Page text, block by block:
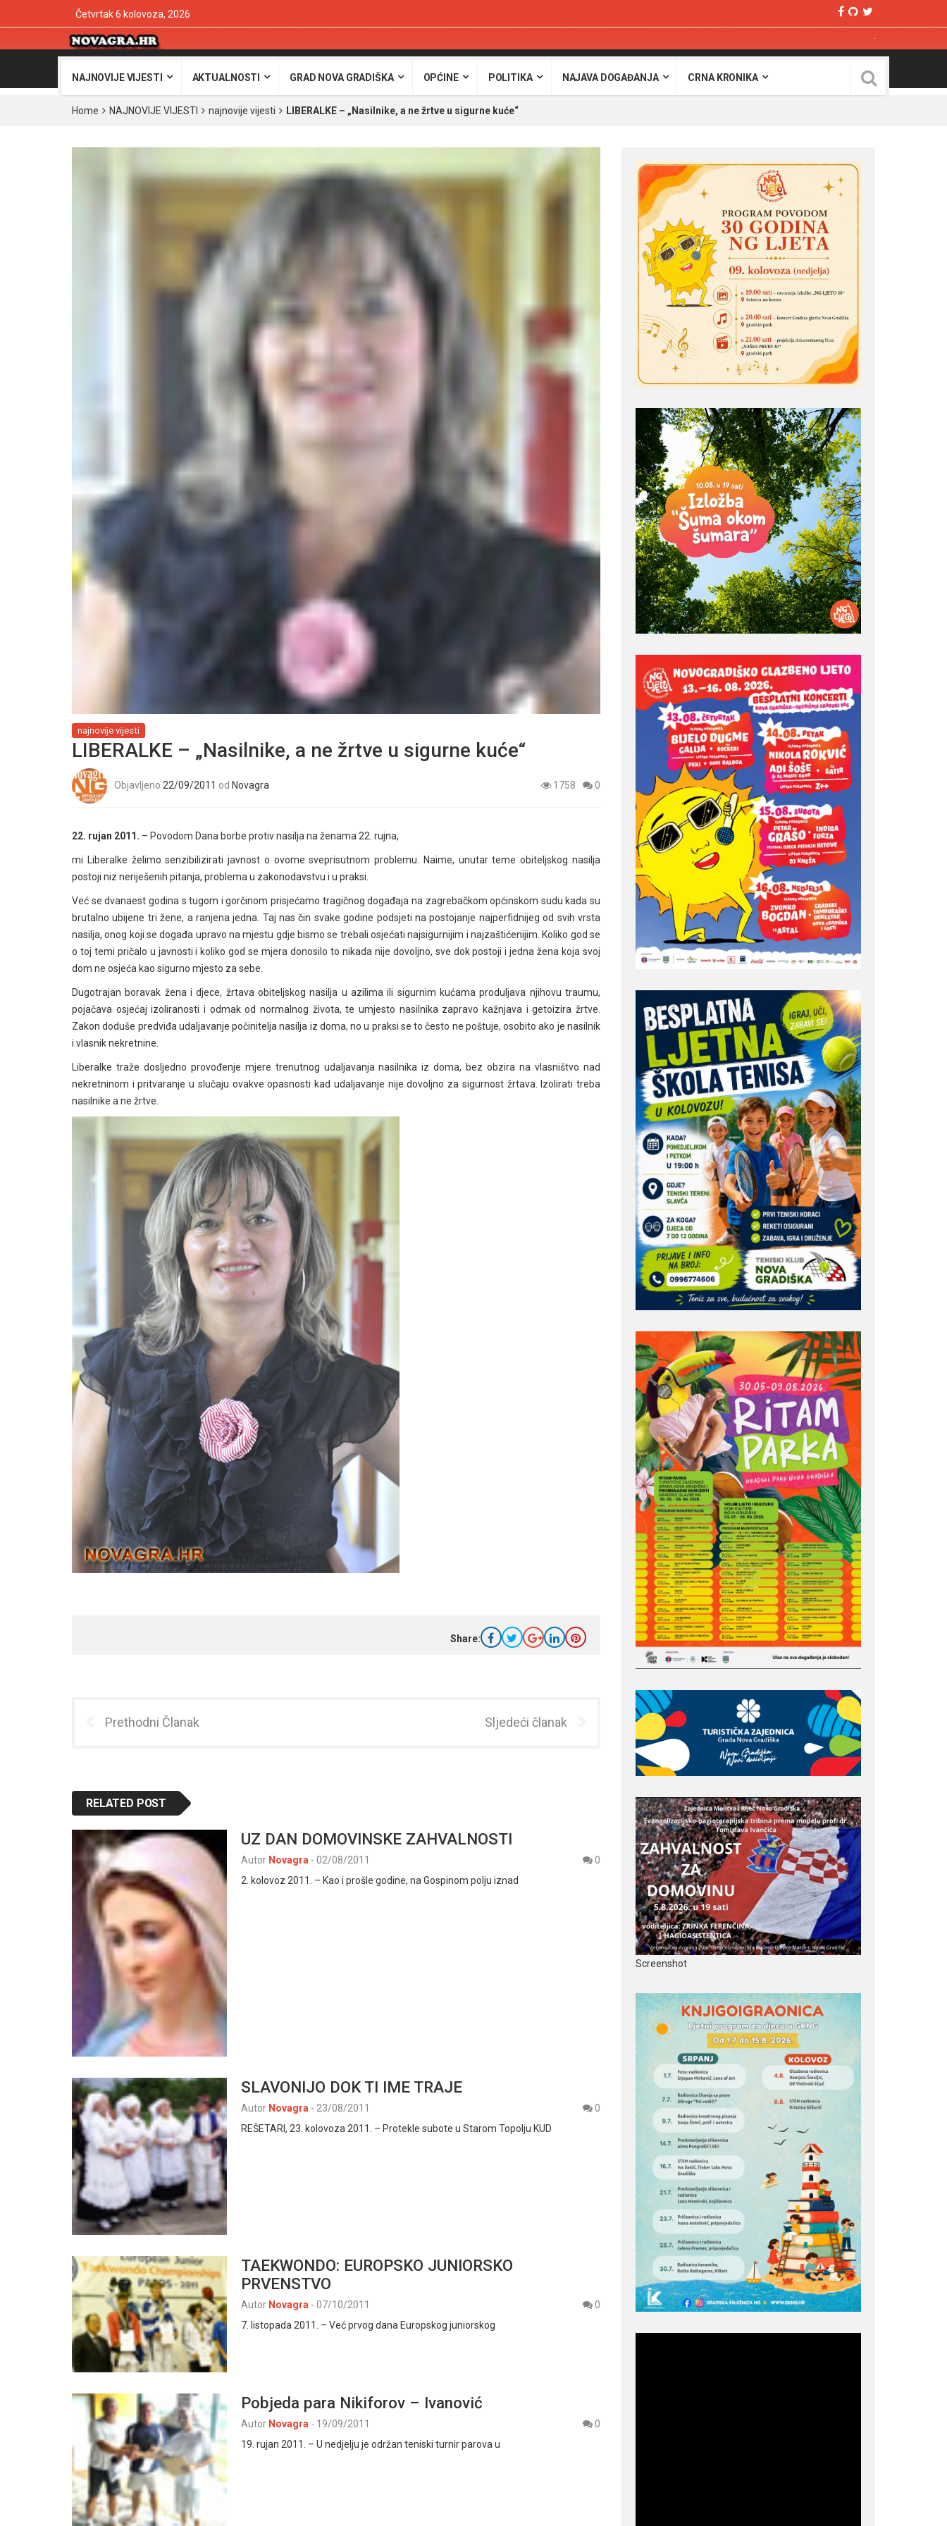
Četvrtak 6 kolovoza, 2026
NAJNOVIJE VIJESTI AKTUALNOSTI GRAD NOVA GRADIŠKA OPĆINE POLITIKA NAJAVA DOGAĐANJA CRNA KRONIKA
Home NAJNOVIJE VIJESTI najnovije vijesti LIBERALKE – „Nasilnike, a ne žrtve u sigurne kuće“
najnovije vijesti
LIBERALKE – „Nasilnike, a ne žrtve u sigurne kuće“
Objavljeno 22/09/2011 od Novagra 1758 0
22. rujan 2011. – Povodom Dana borbe protiv nasilja na ženama 22. rujna,
mi Liberalke želimo senzibilizirati javnost o ovome sveprisutnom problemu. Naime, unutar teme obiteljskog nasilja
postoji niz neriješenih pitanja, problema u zakonodavstvu i u praksi.
Već se dvanaest godina s tugom i gorčinom prisjećamo tragičnog događaja na zagrebačkom općinskom sudu kada su
brutalno ubijene tri žene, a ranjena jedna. Taj nas čin svake godine podsjeti na postojanje najperfidnijeg od svih vrsta
nasilja, onog koji se događa upravo na mjestu gdje bismo se trebali osjećati najsigurnijim i najzaštićenijim. Koliko god se
o toj temi pričalo u javnosti i koliko god se mjera donosilo to nikada nije dovoljno, sve dok postoji i jedna žena koja svoj
dom ne osjeća kao sigurno mjesto za sebe.
Dugotrajan boravak žena i djece, žrtava obiteljskog nasilja u azilima ili sigurnim kućama produljava njihovu traumu,
pojačava osjećaj izoliranosti i odmak od normalnog života, te umjesto nasilnika zapravo kažnjava i getoizira žrtve.
Zakon doduše predviđa udaljavanje počinitelja nasilja iz doma, no u praksi se to često ne poštuje, osobito ako je nasilnik
i vlasnik nekretnine.
Liberalke traže dosljedno provođenje mjere trenutnog udaljavanja nasilnika iz doma, bez obzira na vlasništvo nad
nekretninom i pritvaranje u slučaju ovakve opasnosti kad udaljavanje nije dovoljno za sigurnost žrtava. Izolirati treba
nasilnike a ne žrtve.
Share:
Prethodni Članak Sljedeći članak
RELATED POST
UZ DAN DOMOVINSKE ZAHVALNOSTI
Autor Novagra - 02/08/2011
0
2. kolovoz 2011. – Kao i prošle godine, na Gospinom polju iznad
SLAVONIJO DOK TI IME TRAJE
Autor Novagra - 23/08/2011
0
REŠETARI, 23. kolovoza 2011. – Protekle subote u Starom Topolju KUD
TAEKWONDO: EUROPSKO JUNIORSKO
PRVENSTVO
Autor Novagra - 07/10/2011
0
7. listopada 2011. – Već prvog dana Europskog juniorskog
Pobjeda para Nikiforov – Ivanović
Autor Novagra - 19/09/2011
0
19. rujan 2011. – U nedjelju je održan teniski turnir parova u
Screenshot